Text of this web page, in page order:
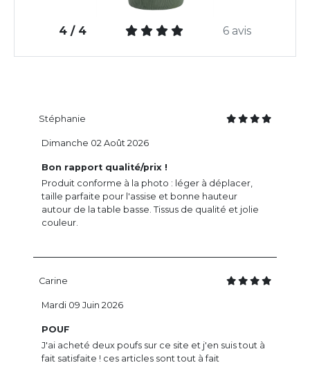
4 / 4 6 avis
Stéphanie
Bon rapport qualité/prix !
Produit conforme à la photo : léger à déplacer,
taille parfaite pour l'assise et bonne hauteur
autour de la table basse. Tissus de qualité et jolie
couleur.
Dimanche 02 Août 2026
Carine
POUF
J'ai acheté deux poufs sur ce site et j'en suis tout à
fait satisfaite ! ces articles sont tout à fait
Mardi 09 Juin 2026